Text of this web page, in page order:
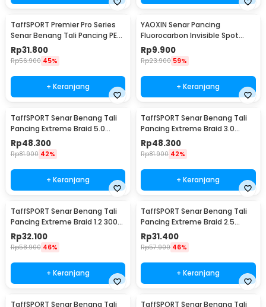
TaffSPORT Premier Pro Series
Senar Benang Tali Pancing PE
Braided 300M 0.14mm
Rp31.800
Rp56.900 45%
+ Keranjang
YAOXIN Senar Pancing
Fluorocarbon Invisible Spot
Fishing Line 100M 4.0 - OY0068
Rp9.900
Rp23.900 59%
+ Keranjang
TaffSPORT Senar Benang Tali
Pancing Extreme Braid 5.0
500M - FM-PEL
Rp48.300
Rp81.900 42%
+ Keranjang
TaffSPORT Senar Benang Tali
Pancing Extreme Braid 3.0
500M - FM-PEL
Rp48.300
Rp81.900 42%
+ Keranjang
TaffSPORT Senar Benang Tali
Pancing Extreme Braid 1.2 300M
- FM-PEL
Rp32.100
Rp58.900 46%
+ Keranjang
TaffSPORT Senar Benang Tali
Pancing Extreme Braid 2.5
300M - FM-PEL
Rp31.400
Rp57.900 46%
+ Keranjang
TaffSPORT Senar Benang Tali TaffSPORT Senar Benang Tali